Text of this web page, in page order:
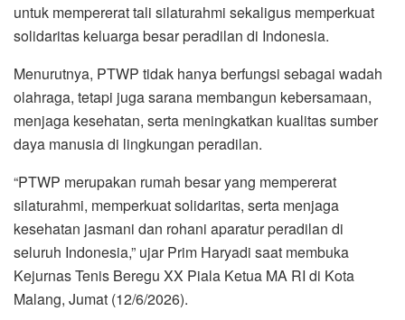
untuk mempererat tali silaturahmi sekaligus memperkuat
solidaritas keluarga besar peradilan di Indonesia.
Menurutnya, PTWP tidak hanya berfungsi sebagai wadah
olahraga, tetapi juga sarana membangun kebersamaan,
menjaga kesehatan, serta meningkatkan kualitas sumber
daya manusia di lingkungan peradilan.
“PTWP merupakan rumah besar yang mempererat
silaturahmi, memperkuat solidaritas, serta menjaga
kesehatan jasmani dan rohani aparatur peradilan di
seluruh Indonesia,” ujar Prim Haryadi saat membuka
Kejurnas Tenis Beregu XX Piala Ketua MA RI di Kota
Malang, Jumat (12/6/2026).